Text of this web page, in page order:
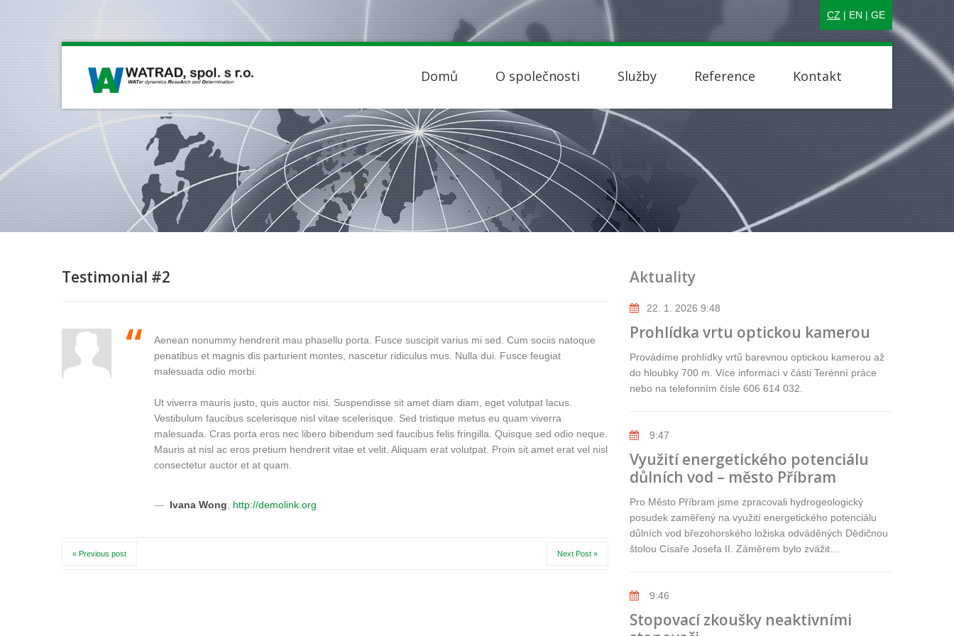
CZ | EN | GE
Domů O společnosti Služby Reference Kontakt
Testimonial #2
Aenean nonummy hendrerit mau phasellu porta. Fusce suscipit varius mi sed. Cum sociis natoque
penatibus et magnis dis parturient montes, nascetur ridiculus mus. Nulla dui. Fusce feugiat
malesuada odio morbi.
Ut viverra mauris justo, quis auctor nisi. Suspendisse sit amet diam diam, eget volutpat lacus.
Vestibulum faucibus scelerisque nisl vitae scelerisque. Sed tristique metus eu quam viverra
malesuada. Cras porta eros nec libero bibendum sed faucibus felis fringilla. Quisque sed odio neque.
Mauris at nisl ac eros pretium hendrerit vitae et velit. Aliquam erat volutpat. Proin sit amet erat vel nisl
consectetur auctor et at quam.
Ivana Wong http://demolink.org
« Previous post Next Post »
Aktuality
22. 1. 2026 9:48
Prohlídka vrtu optickou kamerou
Provádíme prohlídky vrtů barevnou optickou kamerou až
do hloubky 700 m. Více informací v části Terénní práce
nebo na telefonním čísle 606 614 032.
9:47
Využití energetického potenciálu
důlních vod – město Příbram
Pro Město Příbram jsme zpracovali hydrogeologický
posudek zaměřený na využití energetického potenciálu
důlních vod březohorského ložiska odváděných Dědičnou
štolou Císaře Josefa II. Záměrem bylo zvážit…
9:46
Stopovací zkoušky neaktivními